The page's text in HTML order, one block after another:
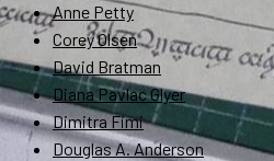
Anne Petty
Corey Olsen
David Bratman
Diana Pavlac Glyer
Dimitra Fimi
Douglas A. Anderson